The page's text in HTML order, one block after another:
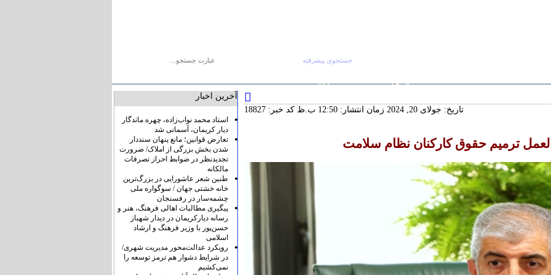
خانه
جستجوی پیشرفته
RSS
۱۴۰۵
تاریخ: جولای 20, 2024 زمان انتشار: 12:50 ب.ظ کد خبر: 18827
ترمیم حقوق کارکنان نظام سلامت
آخرین اخبار
استاد محمد نواب‌زاده، چهره ماندگار
دیار کریمان، آسمانی شد
تعارض قوانین؛ مانع پنهان سنددار
شدن بخش بزرگی از املاک/ ضرورت
تجدیدنظر در ضوابط احراز تصرفات
مالکانه
طنین شعر عاشورایی در بزرگ‌ترین
خانه خشتی جهان / سوگواره ملی
چشمه‌سار در رفسنجان
پیگیری مطالبات اهالی فرهنگ، هنر و
رسانه دیارکریمان در دیدار شهباز
حسن‌پور با وزیر فرهنگ و ارشاد
اسلامی
رویکرد عدالت‌محور مدیریت شهری/
در شرایط دشوار هم ترمز توسعه را
نمی‌کشیم